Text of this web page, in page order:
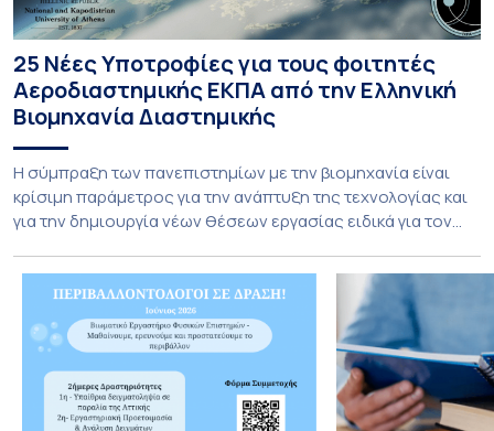
25 Νέες Υποτροφίες για τους φοιτητές
Αεροδιαστημικής ΕΚΠΑ από την Ελληνική
Βιομηχανία Διαστημικής
Η σύμπραξη των πανεπιστημίων με την βιομηχανία είναι
κρίσιμη παράμετρος για την ανάπτυξη της τεχνολογίας και
για την δημιουργία νέων θέσεων εργασίας ειδικά για τον
Επιστήμης & Τεχνολογίας Εθνικού και Καποδιστριακού
Πανεπιστημίου Αθηνών καινοτομεί και εγκαινιάζει μία νέα
εποχή στην συνεργασία με την Ελληνική βιομηχανία
Διαστημικής με την προσφορά […]